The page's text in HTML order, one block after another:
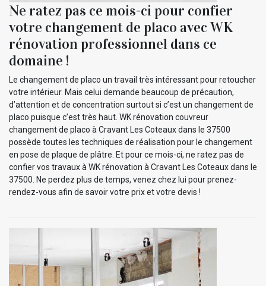
Ne ratez pas ce mois-ci pour confier
votre changement de placo avec WK
rénovation professionnel dans ce
domaine !
Le changement de placo un travail très intéressant pour retoucher
votre intérieur. Mais celui demande beaucoup de précaution,
d’attention et de concentration surtout si c’est un changement de
placo puisque c’est très haut. WK rénovation couvreur
changement de placo à Cravant Les Coteaux dans le 37500
possède toutes les techniques de réalisation pour le changement
en pose de plaque de plâtre. Et pour ce mois-ci, ne ratez pas de
confier vos travaux à WK rénovation à Cravant Les Coteaux dans le
37500. Ne perdez plus de temps, venez chez lui pour prenez-
rendez-vous afin de savoir votre prix et votre devis !